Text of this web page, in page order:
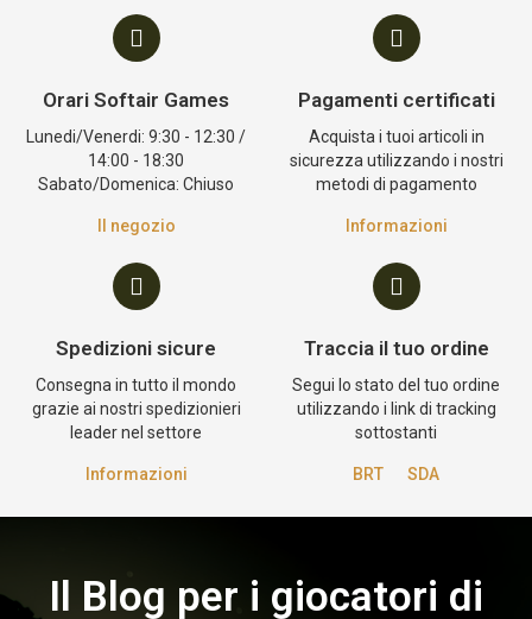
Orari Softair Games
Lunedi/Venerdi: 9:30 - 12:30 /
14:00 - 18:30
Sabato/Domenica: Chiuso
Il negozio
Pagamenti certificati
Acquista i tuoi articoli in
sicurezza utilizzando i nostri
metodi di pagamento
Informazioni
Spedizioni sicure
Consegna in tutto il mondo
grazie ai nostri spedizionieri
leader nel settore
Informazioni
Traccia il tuo ordine
Segui lo stato del tuo ordine
utilizzando i link di tracking
sottostanti
BRT SDA
Il Blog per i giocatori di